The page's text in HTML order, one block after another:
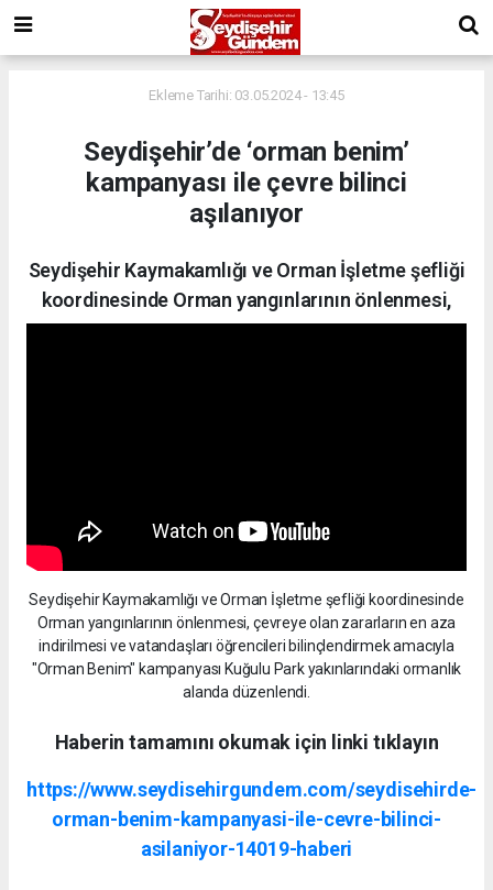
Ekleme Tarihi: 03.05.2024 - 13:45
Seydişehir’de ‘orman benim’
kampanyası ile çevre bilinci
aşılanıyor
Seydişehir Kaymakamlığı ve Orman İşletme şefliği
koordinesinde Orman yangınlarının önlenmesi,
Seydişehir Kaymakamlığı ve Orman İşletme şefliği koordinesinde
Orman yangınlarının önlenmesi, çevreye olan zararların en aza
indirilmesi ve vatandaşları öğrencileri bilinçlendirmek amacıyla
"Orman Benim" kampanyası Kuğulu Park yakınlarındaki ormanlık
alanda düzenlendi.
Haberin tamamını okumak için linki tıklayın
https://www.seydisehirgundem.com/seydisehirde-
orman-benim-kampanyasi-ile-cevre-bilinci-
asilaniyor-14019-haberi